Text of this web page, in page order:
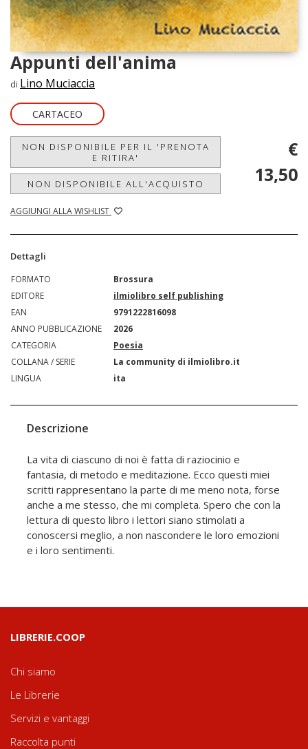
Appunti dell'anima
di Lino Muciaccia
CARTACEO
NON DISPONIBILE PER IL 'PRENOTA
E RITIRA'
NON DISPONIBILE ALL'ACQUISTO
AGGIUNGI ALLA WISHLIST
€
13,50
Dettagli
FORMATO
Brossura
EDITORE
ilmiolibro self publishing
EAN
9791222816098
ANNO PUBBLICAZIONE
2026
CATEGORIA
Poesia
COLLANA / SERIE
La community di ilmiolibro.it
LINGUA
ita
Descrizione
La vita di ciascuno di noi è fatta di raziocinio e
fantasia, di metodo e meditazione. Ecco questi miei
scritti rappresentano la parte di me meno nota, forse
anche a me stesso, che mi completa. Spero che con la
lettura di questo libro i lettori siano stimolati a
conoscersi meglio, a non nascondere le loro emozioni
e i loro sentimenti.
LIBRERIE.COOP
Chi siamo
Le Librerie
Servizi e vantaggi
Raccolta punti